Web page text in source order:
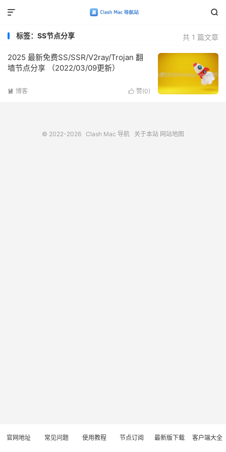


共 1 篇文章
标签：SS节点分享
2025 最新免费SS/SSR/V2ray/Trojan 翻
墙节点分享 （2022/03/09更新）
 赞(0)
 博客
© 2022-2026 Clash Mac 导航 关于本站 网站地图
官网地址 常见问题 使用教程 节点订阅 最新版下载 客户端大全